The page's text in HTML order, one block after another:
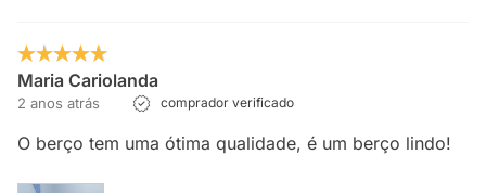
Maria Cariolanda
2 anos atrás comprador verificado
O berço tem uma ótima qualidade, é um berço lindo!